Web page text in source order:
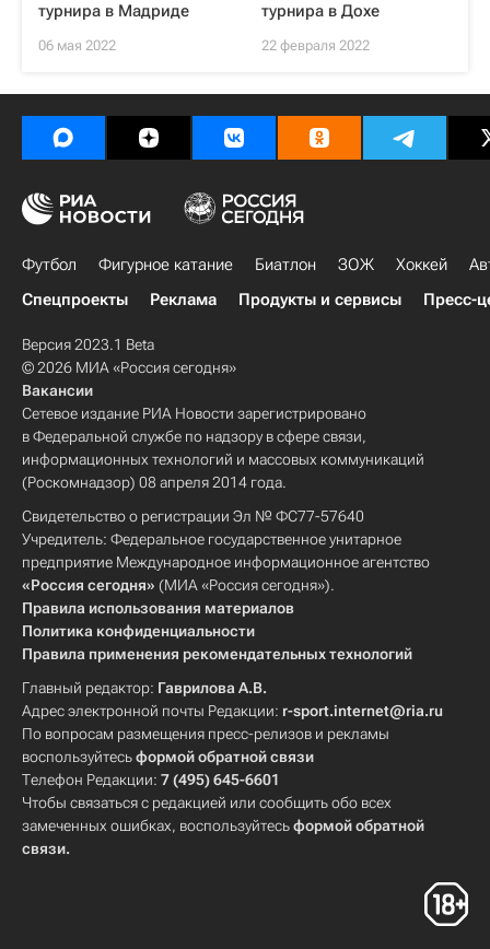
турнира в Мадриде
06 мая 2022
турнира в Дохе
22 февраля 2022
Футбол Фигурное катание Биатлон ЗОЖ Хоккей
Спецпроекты
Реклама Продукты и сервисы Пресс-
Версия 2023.1 Beta
© 2026 МИА «Россия сегодня»
Вакансии
Сетевое издание РИА Новости зарегистрировано
в Федеральной службе по надзору в сфере связи,
информационных технологий и массовых коммуникаций
(Роскомнадзор) 08 апреля 2014 года.
Свидетельство о регистрации Эл № ФС77-57640
Учредитель: Федеральное государственное унитарное
предприятие Международное информационное агентство
«Россия сегодня» (МИА «Россия сегодня»).
Правила использования материалов
Политика конфиденциальности
Правила применения рекомендательных технологий
Главный редактор: Гаврилова А.В.
Адрес электронной почты Редакции: r-sport.internet@ria.ru
По вопросам размещения пресс-релизов и рекламы
воспользуйтесьформой обратной связи
Телефон Редакции: 7 (495) 645-6601
Чтобы связаться с редакцией или сообщить обо всех
замеченных ошибках, воспользуйтесьформой обратной
связи.